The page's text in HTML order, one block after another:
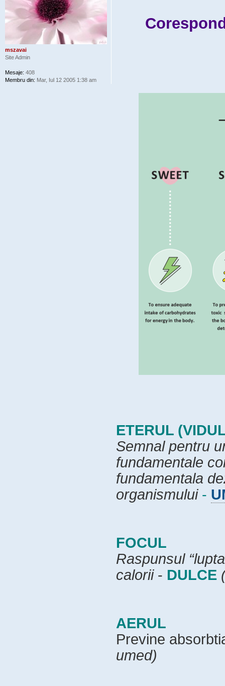
ETERUL
Semnal pentru
fundamentale
fundamentala
organismului -
FOCUL
Raspunsul
calorii- DULCE
AERUL
Previne
umed)
mszavai
Site Admin
Mesaje: 408
Membru din: Mar, Iul 12 2005 1:38 am